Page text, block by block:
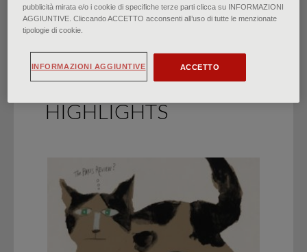
HIGHLIGHTS
pubblicità mirata e/o i cookie di specifiche terze parti clicca su INFORMAZIONI
AGGIUNTIVE. Cliccando ACCETTO acconsenti all’uso di tutte le menzionate
tipologie di cookie.
ACCETTO
INFORMAZIONI AGGIUNTIVE